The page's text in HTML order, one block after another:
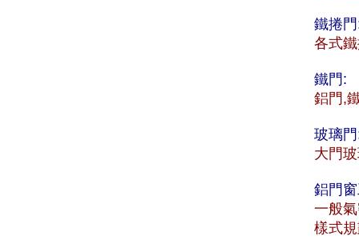
鐵捲
各式
鐵門:
鋁門,
玻璃
大門
鋁門
一般
樣式